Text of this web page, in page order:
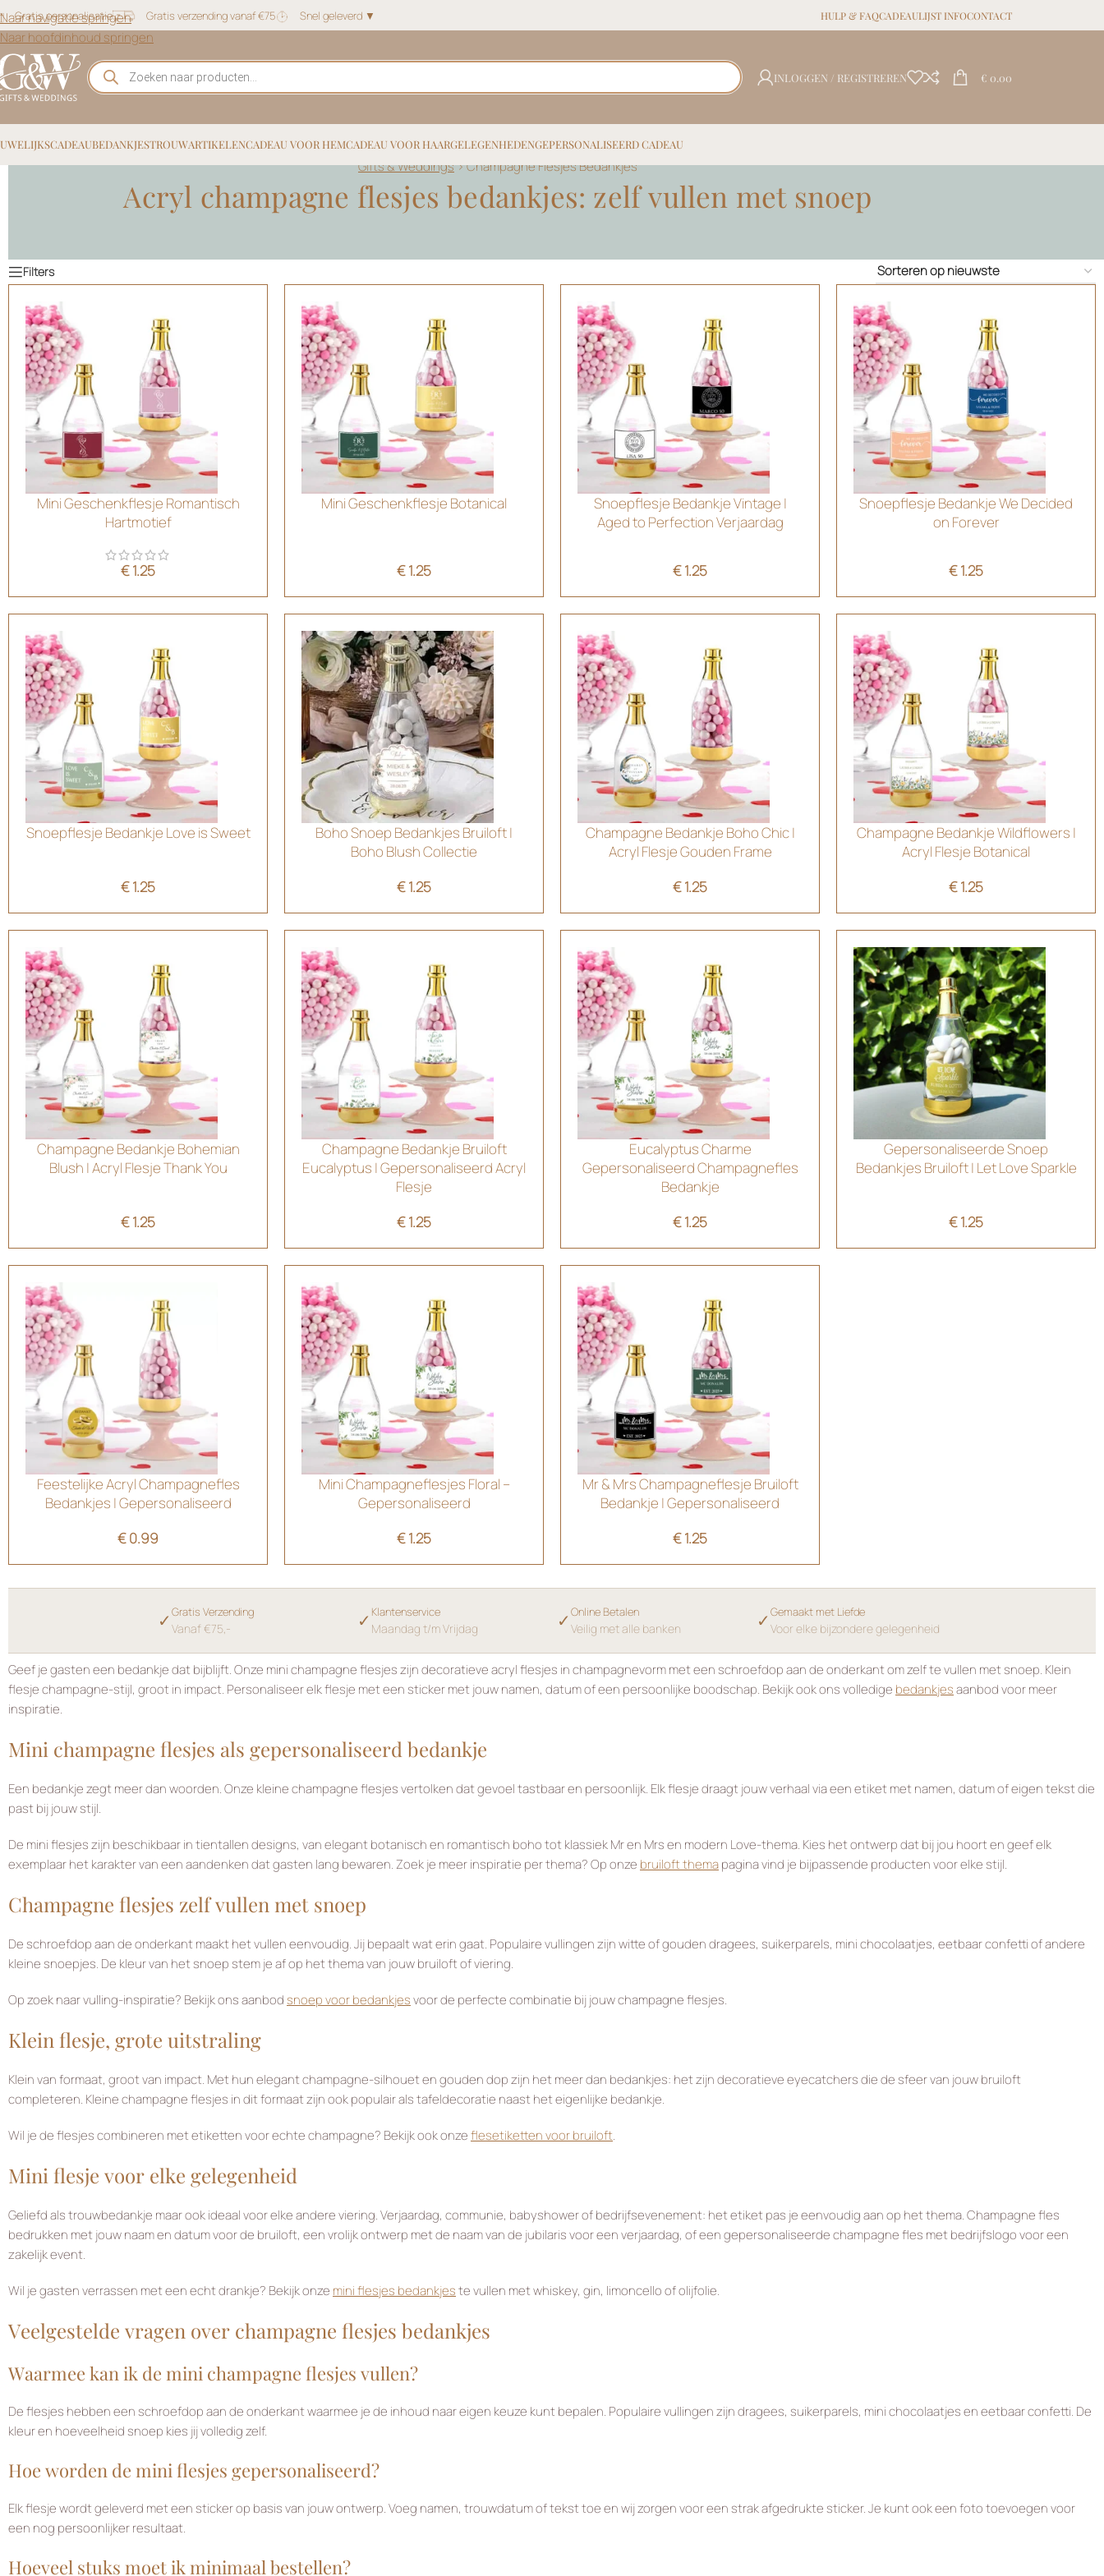
Naar navigatie springen
Naar hoofdinhoud springen
Gratis personalisatie Gratis verzending vanaf €75 Snel geleverd ▼ HULP & FAQCADEAULIJST INFOCONTACT
INLOGGEN / REGISTREREN € 0.00
BEDANKJESTROUWARTIKELENCADEAU VOOR HEMCADEAU VOOR HAARGELEGENHEDENGEPERSONALISEERD CADEAU
Gifts & Weddings>Champagne Flesjes Bedankjes
Acryl champagne flesjes bedankjes: zelf vullen met snoep
Mini Geschenkflesje Romantisch
Hartmotief
€1.25
Mini Geschenkflesje Botanical
€1.25
Snoepflesje Bedankje Vintage |
Aged to Perfection Verjaardag
€1.25
Snoepflesje Bedankje We Decided
on Forever
€1.25
Snoepflesje Bedankje Love is Sweet
€1.25
Boho Snoep Bedankjes Bruiloft |
Boho Blush Collectie
€1.25
Champagne Bedankje Boho Chic |
Acryl Flesje Gouden Frame
€1.25
Champagne Bedankje Wildflowers |
Acryl Flesje Botanical
€1.25
Champagne Bedankje Bohemian
Blush | Acryl Flesje Thank You
€1.25
Champagne Bedankje Bruiloft
Eucalyptus | Gepersonaliseerd Acryl
Flesje
€1.25
Eucalyptus Charme
Gepersonaliseerd Champagnefles
Bedankje
€1.25
Gepersonaliseerde Snoep
Bedankjes Bruiloft | Let Love Sparkle
€1.25
Feestelijke Acryl Champagnefles
Bedankjes | Gepersonaliseerd
€0.99
Mini Champagneflesjes Floral –
Gepersonaliseerd
€1.25
Mr & Mrs Champagneflesje Bruiloft
Bedankje | Gepersonaliseerd
€1.25
✓ Gratis Verzending
Vanaf €75,- ✓ Klantenservice
Maandag t/m Vrijdag ✓ Online Betalen
Veilig met alle banken ✓ Gemaakt met Liefde
Voor elke bijzondere gelegenheid
Geef je gasten een bedankje dat bijblijft. Onze mini champagne flesjes zijn decoratieve acryl flesjes in champagnevorm met een schroefdop aan de onderkant om zelf te vullen met snoep. Klein
flesje champagne-stijl, groot in impact. Personaliseer elk flesje met een sticker met jouw namen, datum of een persoonlijke boodschap. Bekijk ook ons volledige bedankjesaanbod voor meer
inspiratie.
Mini champagne flesjes als gepersonaliseerd bedankje
Een bedankje zegt meer dan woorden. Onze kleine champagne flesjes vertolken dat gevoel tastbaar en persoonlijk. Elk flesje draagt jouw verhaal via een etiket met namen, datum of eigen tekst die
past bij jouw stijl.
De mini flesjes zijn beschikbaar in tientallen designs, van elegant botanisch en romantisch boho tot klassiek Mr en Mrs en modern Love-thema. Kies het ontwerp dat bij jou hoort en geef elk
exemplaar het karakter van een aandenken dat gasten lang bewaren. Zoek je meer inspiratie per thema? Op onze bruiloft themapagina vind je bijpassende producten voor elke stijl.
Champagne flesjes zelf vullen met snoep
De schroefdop aan de onderkant maakt het vullen eenvoudig. Jij bepaalt wat erin gaat. Populaire vullingen zijn witte of gouden dragees, suikerparels, mini chocolaatjes, eetbaar confetti of andere
kleine snoepjes. De kleur van het snoep stem je af op het thema van jouw bruiloft of viering.
Op zoek naar vulling-inspiratie? Bekijk ons aanbodsnoep voor bedankjesvoor de perfecte combinatie bij jouw champagne flesjes.
Klein flesje, grote uitstraling
Klein van formaat, groot van impact. Met hun elegant champagne-silhouet en gouden dop zijn het meer dan bedankjes: het zijn decoratieve eyecatchers die de sfeer van jouw bruiloft
completeren. Kleine champagne flesjes in dit formaat zijn ook populair als tafeldecoratie naast het eigenlijke bedankje.
Wil je de flesjes combineren met etiketten voor echte champagne? Bekijk ook onzeflesetiketten voor bruiloft.
Mini flesje voor elke gelegenheid
Geliefd als trouwbedankje maar ook ideaal voor elke andere viering. Verjaardag, communie, babyshower of bedrijfsevenement: het etiket pas je eenvoudig aan op het thema. Champagne fles
bedrukken met jouw naam en datum voor de bruiloft, een vrolijk ontwerp met de naam van de jubilaris voor een verjaardag, of een gepersonaliseerde champagne fles met bedrijfslogo voor een
zakelijk event.
Wil je gasten verrassen met een echt drankje? Bekijk onze mini flesjes bedankjeste vullen met whiskey, gin, limoncello of olijfolie.
Veelgestelde vragen over champagne flesjes bedankjes
Waarmee kan ik de mini champagne flesjes vullen?
De flesjes hebben een schroefdop aan de onderkant waarmee je de inhoud naar eigen keuze kunt bepalen. Populaire vullingen zijn dragees, suikerparels, mini chocolaatjes en eetbaar confetti. De
kleur en hoeveelheid snoep kies jij volledig zelf.
Hoe worden de mini flesjes gepersonaliseerd?
Elk flesje wordt geleverd met een sticker op basis van jouw ontwerp. Voeg namen, trouwdatum of tekst toe en wij zorgen voor een strak afgedrukte sticker. Je kunt ook een foto toevoegen voor
een nog persoonlijker resultaat.
Hoeveel stuks moet ik minimaal bestellen?